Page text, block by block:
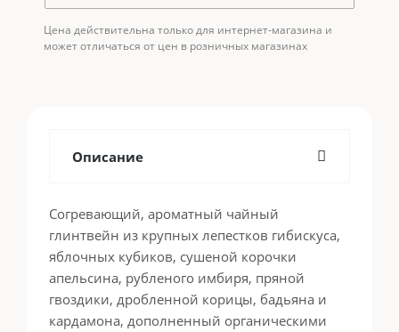
Цена действительна только для интернет-магазина и
может отличаться от цен в розничных магазинах
Описание
Согревающий, ароматный чайный
глинтвейн из крупных лепестков гибискуса,
яблочных кубиков, сушеной корочки
апельсина, рубленого имбиря, пряной
гвоздики, дробленной корицы, бадьяна и
кардамона, дополненный органическими